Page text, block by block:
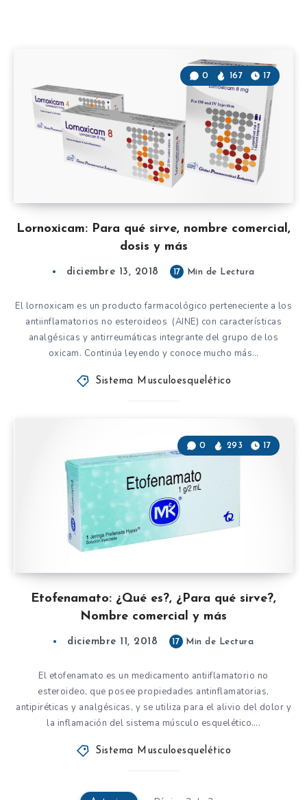
Lornoxicam: Para qué sirve, nombre comercial,
dosis y más
0 167 17
diciembre 13, 2018 17 Min de Lectura
El lornoxicam es un producto farmacológico perteneciente a los
antiinflamatorios no esteroideos (AINE) con características
analgésicas y antirreumáticas integrante del grupo de los
oxicam. Continúa leyendo y conoce mucho más…
Sistema Musculoesquelético
Etofenamato: ¿Qué es?, ¿Para qué sirve?,
Nombre comercial y más
0 293 17
diciembre 11, 2018 17 Min de Lectura
El etofenamato es un medicamento antiiflamatorio no
esteroideo, que posee propiedades antinflamatorias,
antipiréticas y analgésicas, y se utiliza para el alivio del dolor y
la inflamación del sistema músculo esquelético….
Sistema Musculoesquelético